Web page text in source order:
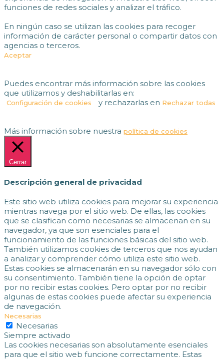
funciones de redes sociales y analizar el tráfico.
En ningún caso se utilizan las cookies para recoger
información de carácter personal o compartir datos con
agencias o terceros.
Aceptar
Puedes encontrar más información sobre las cookies
que utilizamos y deshabilitarlas en:
Configuración de cookies y rechazarlas en Rechazar todas
Más información sobre nuestra política de cookies
Cerrar
Descripción general de privacidad
Este sitio web utiliza cookies para mejorar su experiencia
mientras navega por el sitio web. De ellas, las cookies
que se clasifican como necesarias se almacenan en su
navegador, ya que son esenciales para el
funcionamiento de las funciones básicas del sitio web.
También utilizamos cookies de terceros que nos ayudan
a analizar y comprender cómo utiliza este sitio web.
Estas cookies se almacenarán en su navegador sólo con
su consentimiento. También tiene la opción de optar
por no recibir estas cookies. Pero optar por no recibir
algunas de estas cookies puede afectar su experiencia
de navegación.
Necesarias
Necesarias
Siempre activado
Las cookies necesarias son absolutamente esenciales
para que el sitio web funcione correctamente. Estas